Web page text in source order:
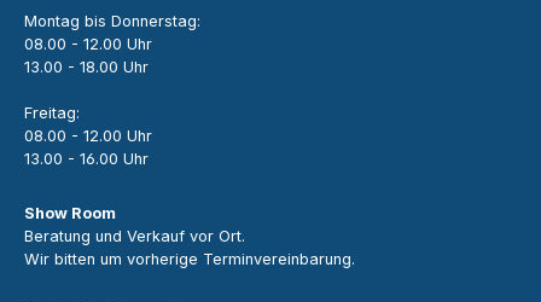
Montag bis Donnerstag:
08.00 - 12.00 Uhr
13.00 - 18.00 Uhr
Freitag:
08.00 - 12.00 Uhr
13.00 - 16.00 Uhr
Show Room
Beratung und Verkauf vor Ort.
Wir bitten um vorherige Terminvereinbarung.